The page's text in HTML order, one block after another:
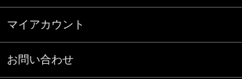
マイアカウント
お問い合わせ